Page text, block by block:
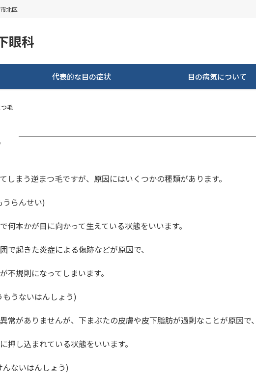
北区
眼科
代表的な目の症状 目の病気について
毛
しまう逆まつ毛ですが、原因にはいくつかの種類があります。
うらんせい)
何本かが目に向かって生えている状態をいいます。
で起きた炎症による傷跡などが原因で、
不規則になってしまいます。
もうないはんしょう)
常がありませんが、下まぶたの皮膚や皮下脂肪が過剰なことが原因で、
押し込まれている状態をいいます。
んないはんしょう)